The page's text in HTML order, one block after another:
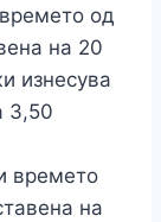
од
на 20
изнесува
3,50
времето
на